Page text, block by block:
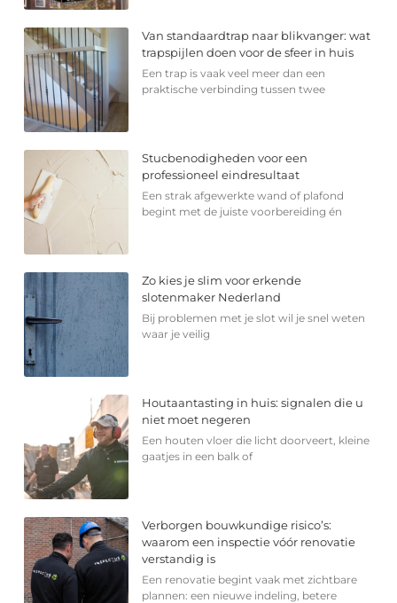
Van standaardtrap naar blikvanger: wat
trapspijlen doen voor de sfeer in huis
Een trap is vaak veel meer dan een
praktische verbinding tussen twee
Stucbenodigheden voor een
professioneel eindresultaat
Een strak afgewerkte wand of plafond
begint met de juiste voorbereiding én
Zo kies je slim voor erkende
slotenmaker Nederland
Bij problemen met je slot wil je snel weten
waar je veilig
Houtaantasting in huis: signalen die u
niet moet negeren
Een houten vloer die licht doorveert, kleine
gaatjes in een balk of
Verborgen bouwkundige risico’s:
waarom een inspectie vóór renovatie
verstandig is
Een renovatie begint vaak met zichtbare
plannen: een nieuwe indeling, betere